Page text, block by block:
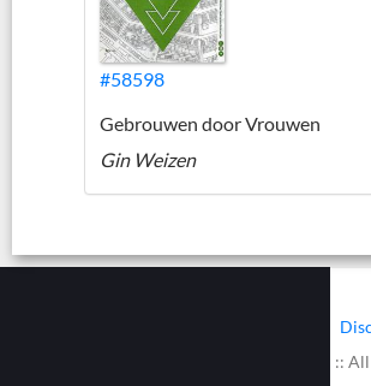
#58598
Gebrouwen door Vrouwen
Gin Weizen
© 2002 - 2026 :: www.bieretiketten.nl ::